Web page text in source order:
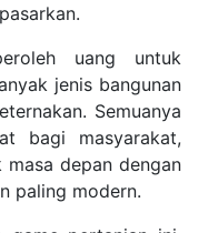
uang untuk
jenis bangunan
Semuanya
bagi masyarakat,
depan dengan
paling modern.